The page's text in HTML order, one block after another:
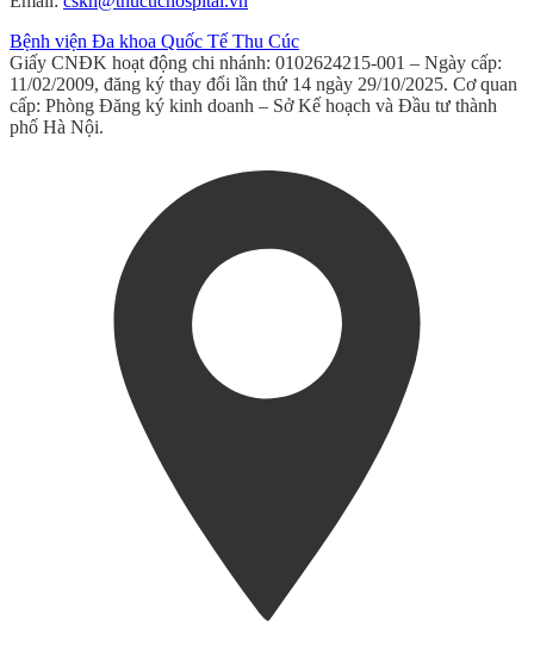
Bệnh viện Đa khoa Quốc Tế Thu Cúc
Giấy CNĐK hoạt động chi nhánh: 0102624215-001 – Ngày cấp:
11/02/2009, đăng ký thay đổi lần thứ 14 ngày 29/10/2025. Cơ quan
cấp: Phòng Đăng ký kinh doanh – Sở Kế hoạch và Đầu tư thành
phố Hà Nội.